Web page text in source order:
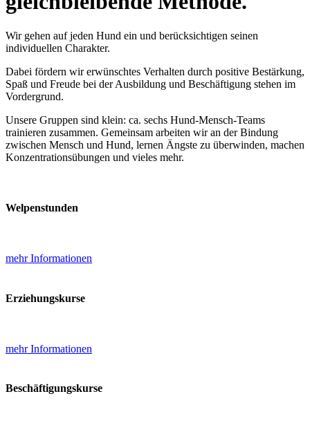
Wir gehen auf jeden Hund ein und berücksichtigen seinen
individuellen Charakter.
Dabei fördern wir erwünschtes Verhalten durch positive Bestärkung,
Spaß und Freude bei der Ausbildung und Beschäftigung stehen im
Vordergrund.
Unsere Gruppen sind klein: ca. sechs Hund-Mensch-Teams
trainieren zusammen. Gemeinsam arbeiten wir an der Bindung
zwischen Mensch und Hund, lernen Ängste zu überwinden, machen
Konzentrationsübungen und vieles mehr.
Welpenstunden
mehr Informationen
Erziehungskurse
mehr Informationen
Beschäftigungskurse